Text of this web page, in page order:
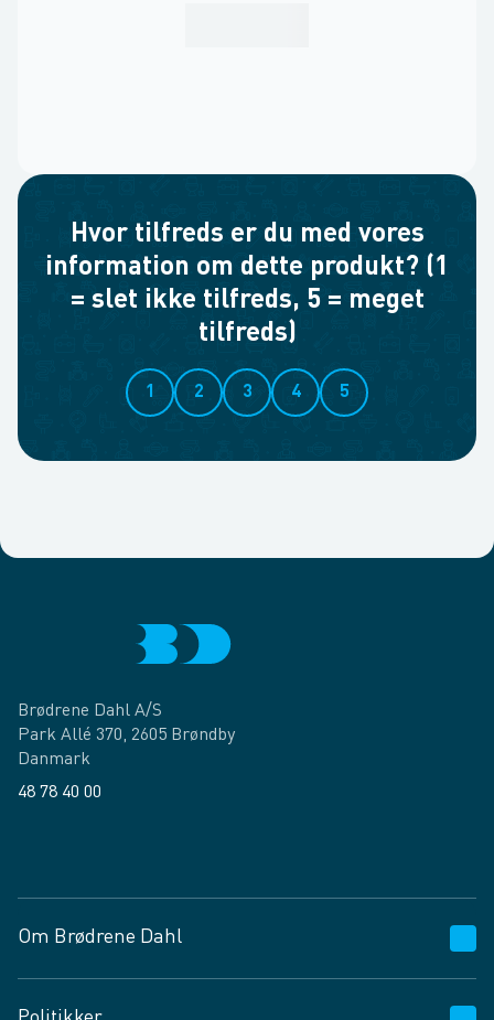
Hvor tilfreds er du med vores
information om dette produkt? (1
= slet ikke tilfreds, 5 = meget
tilfreds)
1 2 3 4 5
Brødrene Dahl A/S
Park Allé 370, 2605 Brøndby
Danmark
48 78 40 00
Om Brødrene Dahl